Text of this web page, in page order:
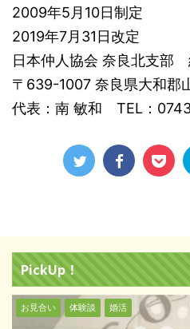
2009年5月10日制定
2019年7月31日改定
日本仲人協会 奈良北支部
〒639-1007 奈良県大和郡
代表：南 敏和 TEL：
PickUp！
お見合い 体験談 婚活